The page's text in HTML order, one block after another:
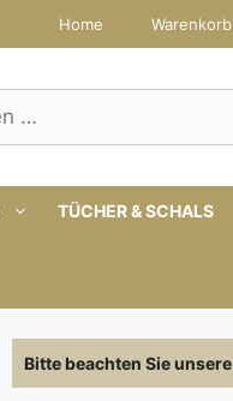
Home Warenkorb
TÜCHER & SCHALS
Bitte beachten Sie unsere